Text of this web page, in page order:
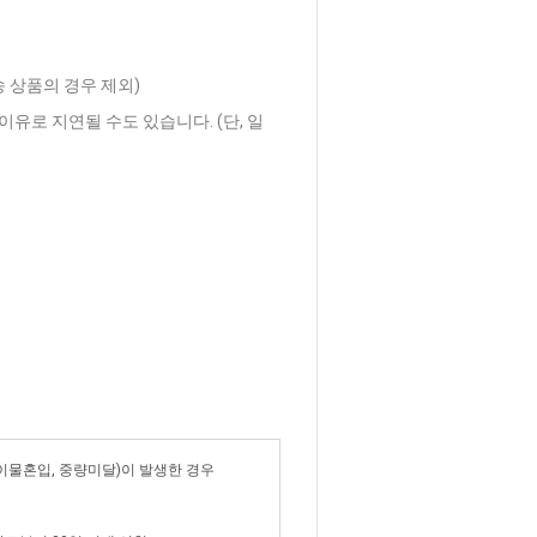
상품의 경우 제외)
유로 지연될 수도 있습니다. (단, 일
혼입, 중량미달)이 발생한 경우